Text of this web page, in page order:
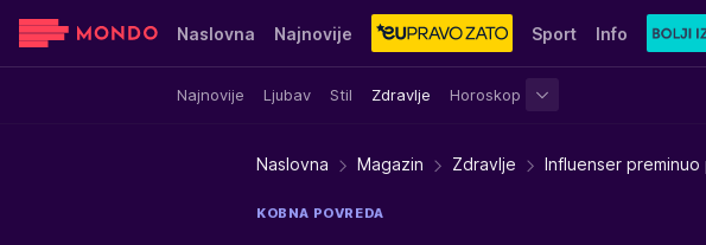
Naslovna Najnovije Sport Info
Najnovije Ljubav Stil Zdravlje Horoskop
Sensa Stvar ukusa Yumama
Naslovna Magazin Zdravlje Influenser
KOBNA POVREDA